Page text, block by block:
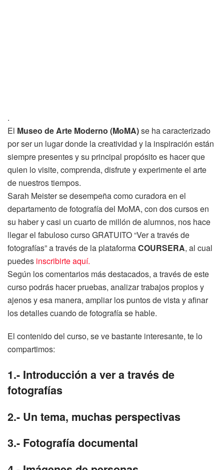
.
El Museo de Arte Moderno (MoMA)se ha caracterizado
por ser un lugar donde la creatividad y la inspiración están
siempre presentes y su principal propósito es hacer que
quien lo visite, comprenda, disfrute y experimente el arte
de nuestros tiempos.
Sarah Meister se desempeña como curadora en el
departamento de fotografía del MoMA, con dos cursos en
su haber y casi un cuarto de millón de alumnos, nos hace
llegar el fabuloso curso GRATUITO “Ver a través de
fotografías” a través de la plataformaCOURSERA, al cual
puedes inscribirte aquí.
Según los comentarios más destacados, a través de este
curso podrás hacer pruebas, analizar trabajos propios y
ajenos y esa manera, ampliar los puntos de vista y afinar
los detalles cuando de fotografía se hable.
El contenido del curso, se ve bastante interesante, te lo
compartimos:
1.- Introducción a ver a través de
fotografías
2.- Un tema, muchas perspectivas
3.- Fotografía documental